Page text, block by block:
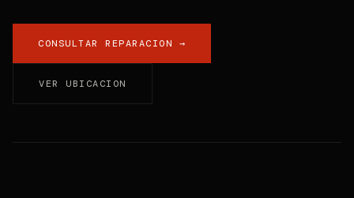
CONSULTAR REPARACION →
VER UBICACION